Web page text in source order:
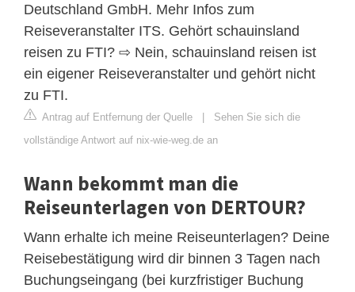
Deutschland GmbH. Mehr Infos zum
Reiseveranstalter ITS. Gehört schauinsland
reisen zu FTI? ⇨ Nein, schauinsland reisen ist
ein eigener Reiseveranstalter und gehört nicht
zu FTI.
Antrag auf Entfernung der Quelle | Sehen Sie sich die
vollständige Antwort auf nix-wie-weg.de an
Wann bekommt man die
Reiseunterlagen von DERTOUR?
Wann erhalte ich meine Reiseunterlagen? Deine
Reisebestätigung wird dir binnen 3 Tagen nach
Buchungseingang (bei kurzfristiger Buchung